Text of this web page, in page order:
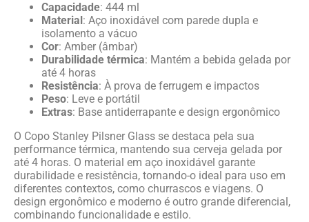
Capacidade: 444 ml
Material: Aço inoxidável com parede dupla e
isolamento a vácuo
Cor: Amber (âmbar)
Durabilidade térmica: Mantém a bebida gelada por
até 4 horas
Resistência: À prova de ferrugem e impactos
Peso: Leve e portátil
Extras: Base antiderrapante e design ergonômico
O Copo Stanley Pilsner Glass se destaca pela sua
performance térmica, mantendo sua cerveja gelada por
até 4 horas. O material em aço inoxidável garante
durabilidade e resistência, tornando-o ideal para uso em
diferentes contextos, como churrascos e viagens. O
design ergonômico e moderno é outro grande diferencial,
combinando funcionalidade e estilo.